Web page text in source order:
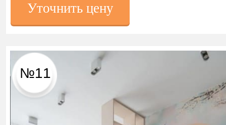
Уточнить цену
№11